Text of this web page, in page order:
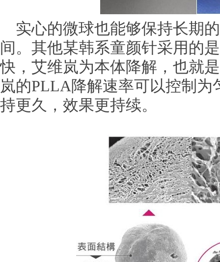
实心的微球也能够保持长期
间。其他某韩系童颜针采用的
快，艾维岚为本体降解，也就
岚的PLLA降解速率可以控制
持更久，效果更持续。